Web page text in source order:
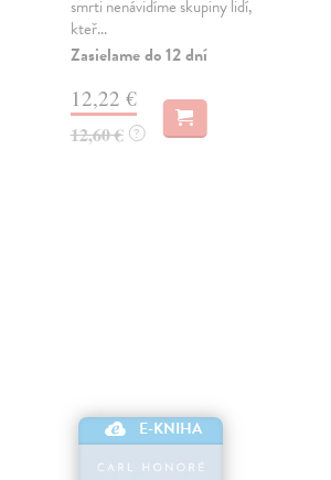
smrti nenávidíme skupiny lidí,
kteř...
Zasielame do 12 dní
12,22 €
12,60 € ?
E-KNIHA